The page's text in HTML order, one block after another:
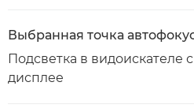
Выбранная точка
Подсветка в видоискателе
дисплее